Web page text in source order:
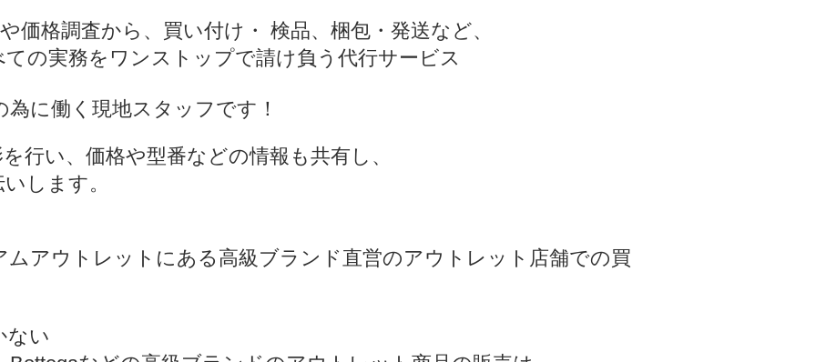
価格調査から、買い付け・ 検品、梱包・発送など、
の実務をワンストップで請け負う代行サービス
に働く現地スタッフです！
行い、価格や型番などの情報も共有し、
します。
アウトレットにある高級ブランド直営のアウトレット店舗での買
ない​